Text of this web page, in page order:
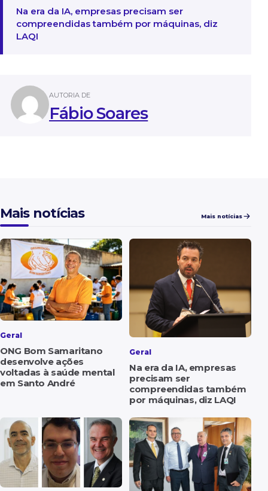
Na era da IA, empresas precisam ser
compreendidas também por máquinas, diz
LAQI
AUTORIA DE
Fábio Soares
Mais notícias Mais notícias
Geral
ONG Bom Samaritano
desenvolve ações
voltadas à saúde mental
em Santo André
Geral
Na era da IA, empresas
precisam ser
compreendidas também
por máquinas, diz LAQI